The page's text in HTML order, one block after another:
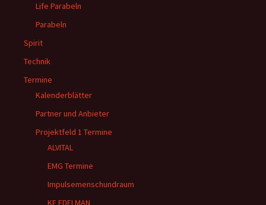
Life Parabeln
Parabeln
Spirit
Technik
Termine
Kalenderblätter
Partner und Anbieter
Projektfeld 1 Termine
ALVITAL
EMG Termine
Impulsemenschundraum
KE EDELMAN